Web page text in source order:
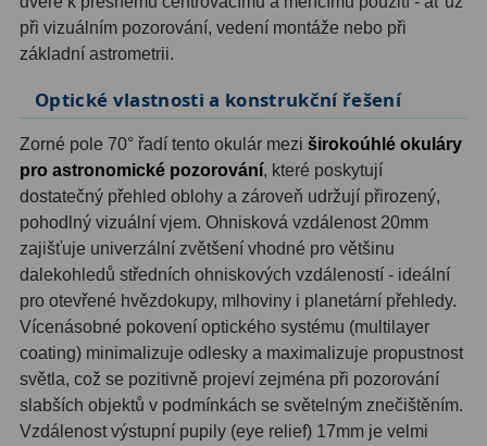
CLS a UHC18
Širokopásmové13
OIII9
Hβ6
SII2
Planetární2
Barevné66
Barlow čočky65
Barlow 2x38
Barlow 3x12
při vizuálním pozorování, vedení montáže nebo při
základní astrometrii.
Optické vlastnosti a konstrukční řešení
Zorné pole 70° řadí tento okulár mezi širokoúhlé okuláry
pro astronomické pozorování, které poskytují
dostatečný přehled oblohy a zároveň udržují přirozený,
pohodlný vizuální vjem. Ohnisková vzdálenost 20mm
zajišťuje univerzální zvětšení vhodné pro většinu
dalekohledů středních ohniskových vzdáleností - ideální
pro otevřené hvězdokupy, mlhoviny i planetární přehledy.
Vícenásobné pokovení optického systému (multilayer
coating) minimalizuje odlesky a maximalizuje propustnost
světla, což se pozitivně projeví zejména při pozorování
slabších objektů v podmínkách se světelným znečištěním.
Vzdálenost výstupní pupily (eye relief) 17mm je velmi